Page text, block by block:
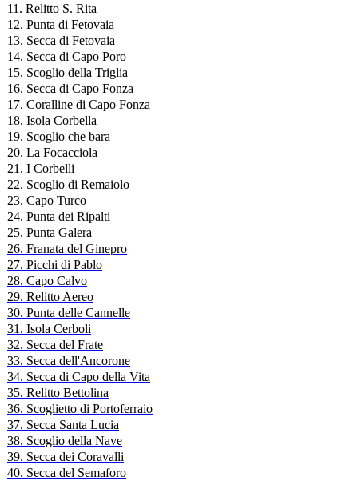
11. Relitto S. Rita
12. Punta di Fetovaia
13. Secca di Fetovaia
14. Secca di Capo Poro
15. Scoglio della Triglia
16. Secca di Capo Fonza
17. Coralline di Capo Fonza
18. Isola Corbella
19. Scoglio che bara
20. La Focacciola
21. I Corbelli
22. Scoglio di Remaiolo
23. Capo Turco
24. Punta dei Ripalti
25. Punta Galera
26. Franata del Ginepro
27. Picchi di Pablo
28. Capo Calvo
29. Relitto Aereo
30. Punta delle Cannelle
31. Isola Cerboli
32. Secca del Frate
33. Secca dell'Ancorone
34. Secca di Capo della Vita
35. Relitto Bettolina
36. Scoglietto di Portoferraio
37. Secca Santa Lucia
38. Scoglio della Nave
39. Secca dei Coravalli
40. Secca del Semaforo